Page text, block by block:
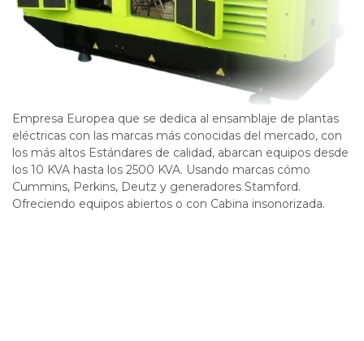
Empresa Europea que se dedica al ensamblaje de plantas
eléctricas con las marcas más conocidas del mercado, con
los más altos Estándares de calidad, abarcan equipos desde
los 10 KVA hasta los 2500 KVA. Usando marcas cómo
Cummins, Perkins, Deutz y generadores Stamford.
Ofreciendo equipos abiertos o con Cabina insonorizada.